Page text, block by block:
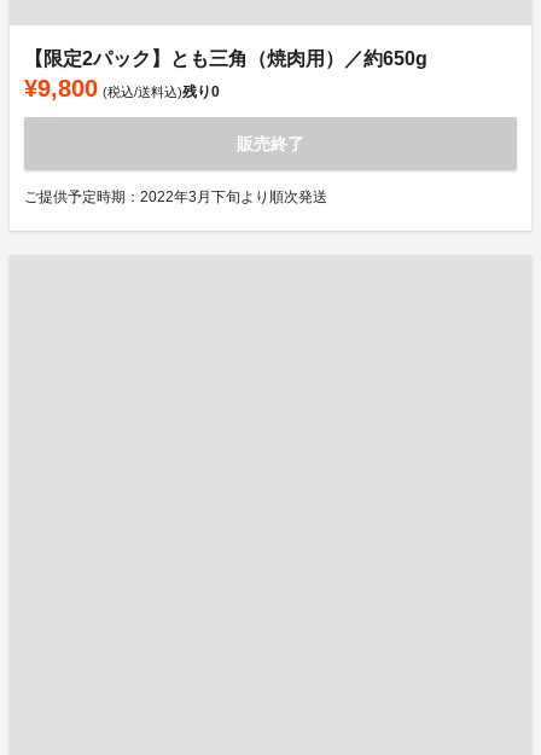
【限定2パック】とも三角（焼肉用）／約650g
¥9,800 (税込/送料込)残り0
販売終了
ご提供予定時期：2022年3月下旬より順次発送